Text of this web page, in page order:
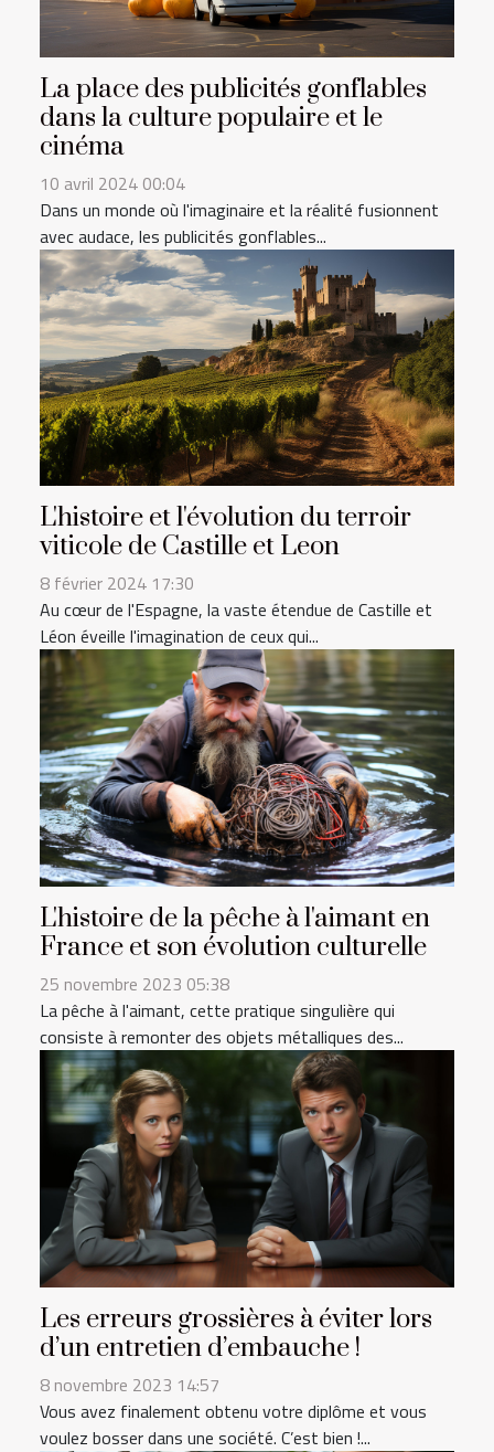
La place des publicités gonflables
dans la culture populaire et le
cinéma
10 avril 2024 00:04
Dans un monde où l'imaginaire et la réalité fusionnent
avec audace, les publicités gonflables...
L'histoire et l'évolution du terroir
viticole de Castille et Leon
8 février 2024 17:30
Au cœur de l'Espagne, la vaste étendue de Castille et
Léon éveille l'imagination de ceux qui...
L'histoire de la pêche à l'aimant en
France et son évolution culturelle
25 novembre 2023 05:38
La pêche à l'aimant, cette pratique singulière qui
consiste à remonter des objets métalliques des...
Les erreurs grossières à éviter lors
d’un entretien d’embauche !
8 novembre 2023 14:57
Vous avez finalement obtenu votre diplôme et vous
voulez bosser dans une société. C’est bien !...